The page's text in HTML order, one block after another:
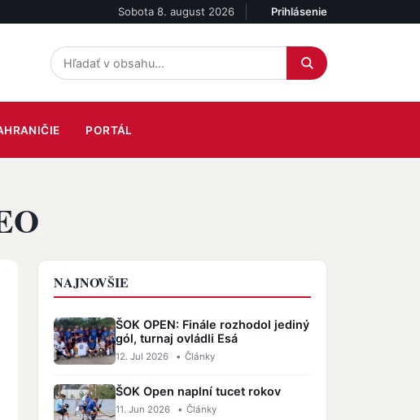
Sobota 8. august 2026 Účet
Prihlásenie
PORTÁL
NAJNOVŠIE
ŠOK OPEN: Finále rozhodol jediný
gól, turnaj ovládli Esá
12. Jul 2026 • Články
ŠOK Open naplní tucet rokov
11. Jun 2026 • Články